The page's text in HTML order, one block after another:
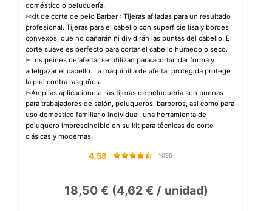
doméstico o peluquería.
✄kit de corte de pelo Barber : Tijeras afiladas para un resultado
profesional. Tijeras para el cabello con superficie lisa y bordes
convexos, que no dañarán ni dividirán las puntas del cabello. El
corte suave es perfecto para cortar el cabello húmedo o seco.
✄Los peines de afeitar se utilizan para acortar, dar forma y
adelgazar el cabello. La maquinilla de afeitar protegida protege
la piel contra rasguños.
✄Amplias aplicaciones: Las tijeras de peluquería son buenas
para trabajadores de salón, peluqueros, barberos, así como para
uso doméstico familiar o individual, una herramienta de
peluquero imprescindible en su kit para técnicas de corte
clásicas y modernas.
4.58 1095
18,50 € (4,62 € / unidad)